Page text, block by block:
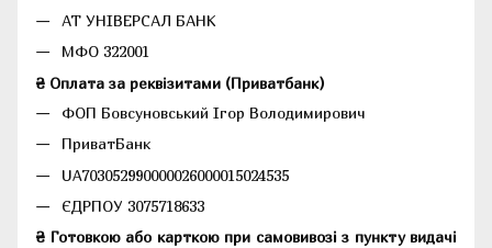
АТ УНІВЕРСАЛ БАНК
МФО 322001
₴ Оплата за реквізитами (Приватбанк)
ФОП Бовсуновський Ігор Володимирович
ПриватБанк
UA703052990000026000015024535
ЄДРПОУ 3075718633
₴ Готовкою або карткою при самовивозі з пункту видачі